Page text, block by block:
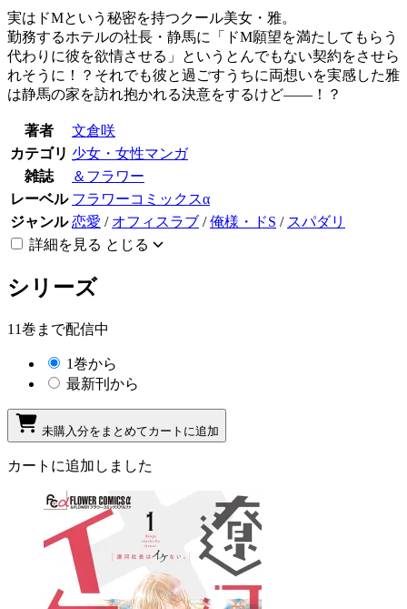
実はドMという秘密を持つクール美女・雅。
勤務するホテルの社長・静馬に「ドM願望を満たしてもらう
代わりに彼を欲情させる」というとんでもない契約をさせら
れそうに！？それでも彼と過ごすうちに両想いを実感した雅
は静馬の家を訪れ抱かれる決意をするけど――！？
著者
文倉咲
カテゴリ 少女・女性マンガ
雑誌
＆フラワー
レーベル フラワーコミックスα
ジャンル 恋愛 / オフィスラブ /俺様・ドS / スパダリ
詳細を見る とじる
シリーズ
11巻まで配信中
1巻から
最新刊から
未購入分をまとめてカートに追加
カートに追加しました